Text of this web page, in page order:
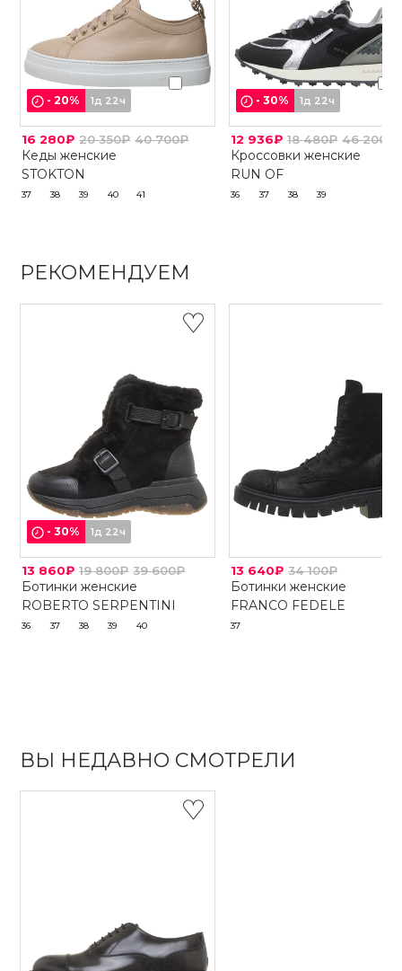
-20% 1д 22ч
16 280₽ 20 350₽ 40 700₽
Кеды женские
STOKTON
37 38 39 40 41
-30% 1д 22ч
12 936₽ 18 480₽ 46 200₽
Кроссовки женские
RUN OF
36 37 38 39
РЕКОМЕНДУЕМ
-30% 1д 22ч
13 860₽ 19 800₽ 39 600₽
Ботинки женские
ROBERTO SERPENTINI
36 37 38 39 40
13 640₽ 34 100₽
Ботинки женские
FRANCO FEDELE
37
ВЫ НЕДАВНО СМОТРЕЛИ